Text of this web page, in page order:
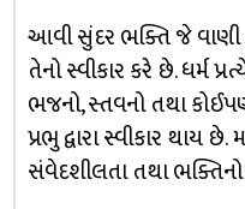
આવી સુંદર ભક્તિ જે વાણી
તેનો સ્વીકાર કરે છે. ધર્મ
ભજનો, સ્તવનો તથા
પ્રભુ દ્વારા સ્વીકાર થાય
સંવેદશીલતા તથા